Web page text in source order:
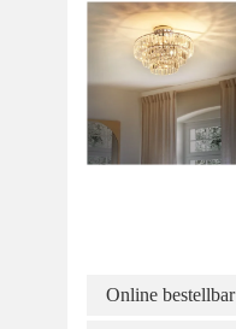
Online bestellbar